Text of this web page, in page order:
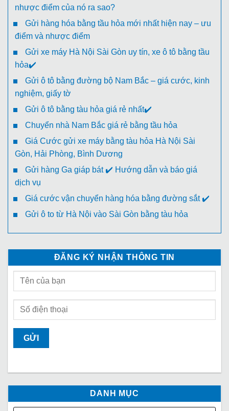
nhược điểm của nó ra sao?
Gửi hàng hóa bằng tầu hỏa mới nhất hiện nay – ưu
điểm và nhược điểm
Gửi xe máy Hà Nội Sài Gòn uy tín, xe ô tô bằng tầu
hỏa✔️
Gửi ô tô bằng đường bộ Nam Bắc – giá cước, kinh
nghiệm, giấy tờ
Gửi ô tô bằng tàu hỏa giá rẻ nhất✔️
Chuyển nhà Nam Bắc giá rẻ bằng tầu hỏa
Giá Cước gửi xe máy bằng tàu hỏa Hà Nội Sài
Gòn, Hải Phòng, Bình Dương
Gửi hàng Ga giáp bát ✔️ Hướng dẫn và báo giá
dịch vụ
Giá cước vận chuyển hàng hóa bằng đường sắt ✔️
Gửi ô to từ Hà Nội vào Sài Gòn bằng tàu hỏa
ĐĂNG KÝ NHẬN THÔNG TIN
DANH MỤC